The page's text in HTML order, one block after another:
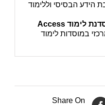
הידע הבסיסי וללימוד
לימוד Access
במוסדות לימוד
Share On